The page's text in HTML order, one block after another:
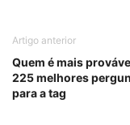
Artigo anterior
Quem é mais
225 melhores
para a tag